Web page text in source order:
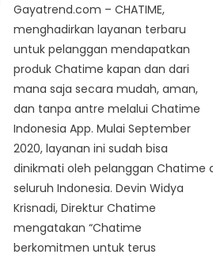
Gayatrend.com – CHATIME,
menghadirkan layanan terbaru
untuk pelanggan mendapatkan
produk Chatime kapan dan dari
mana saja secara mudah, aman,
dan tanpa antre melalui Chatime
Indonesia App. Mulai September
2020, layanan ini sudah bisa
dinikmati oleh pelanggan Chatime
seluruh Indonesia. Devin Widya
Krisnadi, Direktur Chatime
mengatakan “Chatime
berkomitmen untuk terus